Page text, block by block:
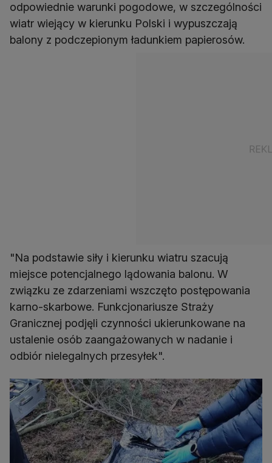
odpowiednie warunki pogodowe, w szczególności
wiatr wiejący w kierunku Polski i wypuszczają
balony z podczepionym ładunkiem papierosów.
"Na podstawie siły i kierunku wiatru szacują
miejsce potencjalnego lądowania balonu. W
związku ze zdarzeniami wszczęto postępowania
karno-skarbowe. Funkcjonariusze Straży
Granicznej podjęli czynności ukierunkowane na
ustalenie osób zaangażowanych w nadanie i
odbiór nielegalnych przesyłek".